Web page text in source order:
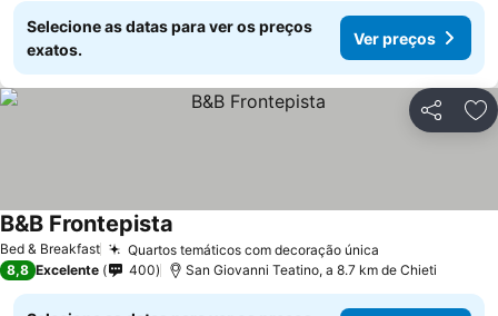
Selecione as datas para ver os preços
exatos.
Ver preços
Partilhar
Bed & Breakfast Quartos temáticos com decoração única
B&B Frontepista
8,8 Excelente 400 San Giovanni Teatino, a 8.7 km de Chieti